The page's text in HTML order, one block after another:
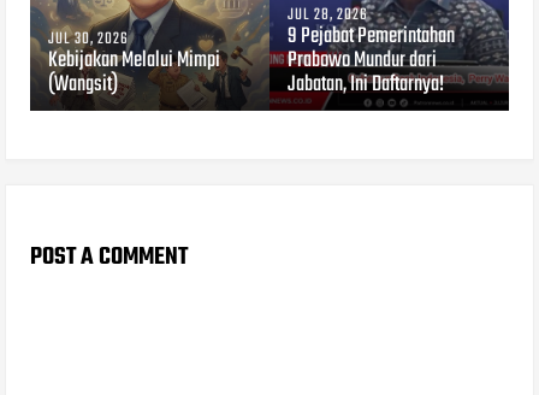
JUL 30, 2026
Kebijakan Melalui Mimpi
(Wangsit)
JUL 28, 2026
9 Pejabat Pemerintahan
Prabowo Mundur dari
Jabatan, Ini Daftarnya!
POST A COMMENT